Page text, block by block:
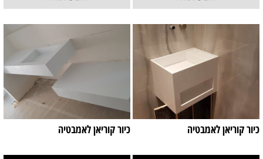
כיור קוריאן לאמבטיה כיור קוריאן לאמבטיה